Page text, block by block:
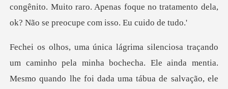
congênito. Muito raro. Apenas foque no tratamento
mentia.
Mesmo quando lhe foi dada uma tábua de salvação, ele